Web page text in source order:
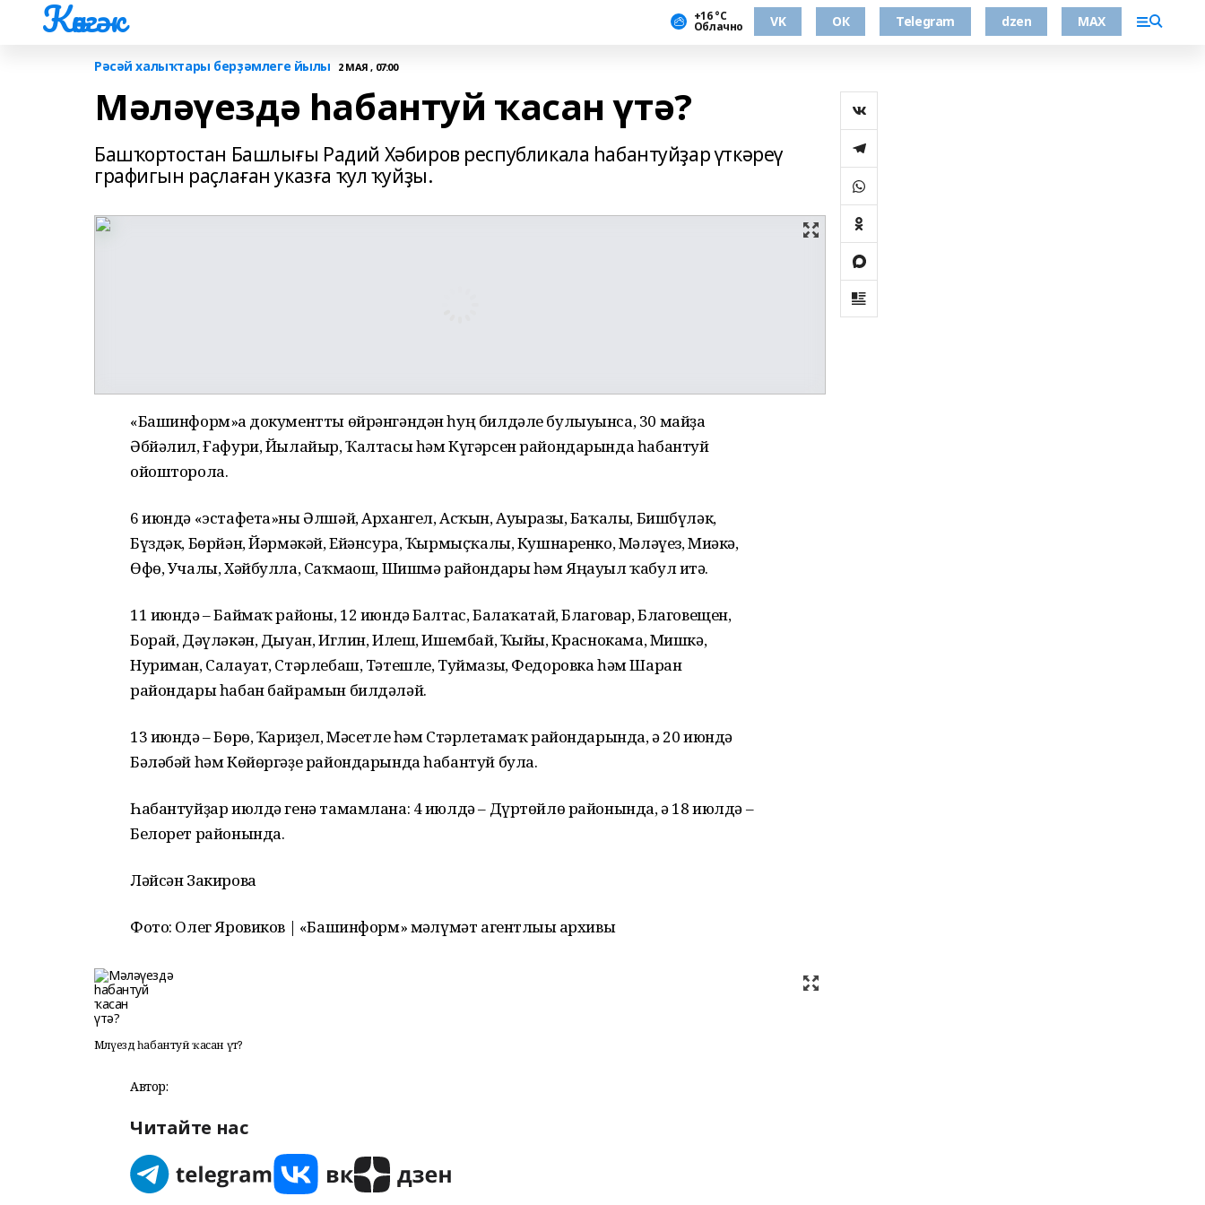
Көнгәк +16 °С
Облачно VK ОК Telegram dzen MAX
Рәсәй халыҡтары берҙәмлеге йылы 2 МАЯ , 07:00
Мәләүездә һабантуй ҡасан үтә?
Башҡортостан Башлығы Радий Хәбиров республикала һабантуйҙар үткәреү
графигын раҫлаған указға ҡул ҡуйҙы.
«Башинформ»ға документты өйрәнгәндән һуң билдәле булыуынса, 30 майҙа
Әбйәлил, Ғафури, Йылайыр, Ҡалтасы һәм Күгәрсен райондарында һабантуй
ойошторола.
6 июндә «эстафета»ны Әлшәй, Архангел, Асҡын, Ауырғазы, Баҡалы, Бишбүләк,
Бүздәк, Бөрйән, Йәрмәкәй, Ейәнсура, Ҡырмыҫҡалы, Кушнаренко, Мәләүез, Миәкә,
Өфө, Учалы, Хәйбулла, Саҡмағош, Шишмә райондары һәм Яңауыл ҡабул итә.
11 июндә – Баймаҡ районы, 12 июндә Балтас, Балаҡатай, Благовар, Благовещен,
Борай, Дәүләкән, Дыуан, Иглин, Илеш, Ишембай, Ҡыйғы, Краснокама, Мишкә,
Нуриман, Салауат, Стәрлебаш, Тәтешле, Туймазы, Федоровка һәм Шаран
райондары һабан байрамын билдәләй.
13 июндә – Бөрө, Ҡариҙел, Мәсетле һәм Стәрлетамаҡ райондарында, ә 20 июндә
Бәләбәй һәм Көйөргәҙе райондарында һабантуй була.
Һабантуйҙар июлдә генә тамамлана: 4 июлдә – Дүртөйлө районында, ә 18 июлдә –
Белорет районында.
Ләйсән Закирова
Фото: Олег Яровиков | «Башинформ» мәғлүмәт агентлығы архивы
Мәләүездә һабантуй ҡасан үтә?
Автор:
Читайте нас